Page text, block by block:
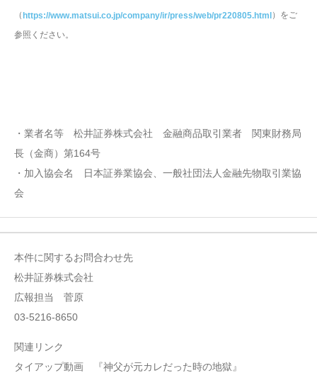
（https://www.matsui.co.jp/company/ir/press/web/pr220805.html）をご
参照ください。
・業者名等 松井証券株式会社 金融商品取引業者 関東財務局
長（金商）第164号
・加入協会名 日本証券業協会、一般社団法人金融先物取引業協
会
本件に関するお問合わせ先
松井証券株式会社
広報担当 菅原
03-5216-8650
関連リンク
タイアップ動画 『神父が元カレだった時の地獄』